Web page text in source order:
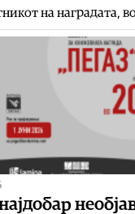
на наградата,